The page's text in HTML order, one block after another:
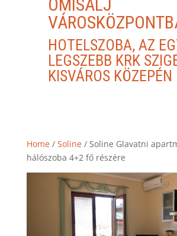
OMISALJ
HOTELSZOBA, AZ
LEGSZEBB KRK
KISVÁROS KÖZEPÉN
Home/ Soline/ Soline Glavatni
hálószoba 4+2 fő részére